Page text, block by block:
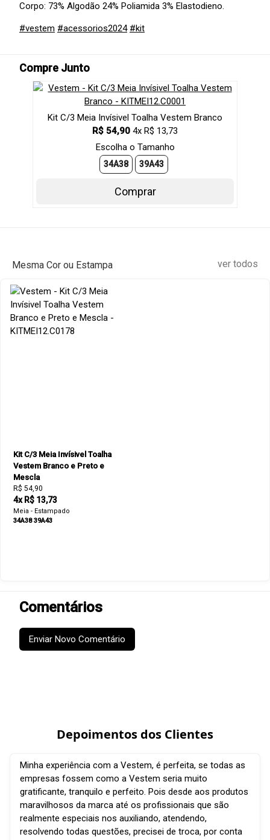
Corpo: 73% Algodão 24% Poliamida 3% Elastodieno.
#vestem #acessorios2024 #kit
Compre Junto
Kit C/3 Meia Invísivel Toalha Vestem Branco
R$ 54,90 4x R$ 13,73
Escolha o Tamanho
34A38 39A43
Comprar
Mesma Cor ou Estampa ver todos
Kit C/3 Meia Invísivel Toalha
Vestem Branco e Preto e
Mescla
R$ 54,90
4x R$ 13,73
Meia - Estampado
34A38 39A43
Comentários
Enviar Novo Comentário
Depoimentos dos Clientes
Minha experiência com a Vestem, é perfeita, se todas as
empresas fossem como a Vestem seria muito
gratificante, tranquilo e perfeito. Pois desde aos produtos
maravilhosos da marca até os profissionais que são
realmente especiais nos auxiliando, atendendo,
resolvendo todas questões, precisei de troca, por conta